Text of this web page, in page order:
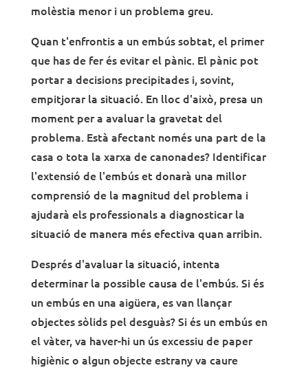
molèstia menor i un problema greu.
Quan t'enfrontis a un embús sobtat, el primer
que has de fer és evitar el pànic. El pànic pot
portar a decisions precipitades i, sovint,
empitjorar la situació. En lloc d'això, presa un
moment per a avaluar la gravetat del
problema. Està afectant només una part de la
casa o tota la xarxa de canonades? Identificar
l'extensió de l'embús et donarà una millor
comprensió de la magnitud del problema i
ajudarà els professionals a diagnosticar la
situació de manera més efectiva quan arribin.
Després d'avaluar la situació, intenta
determinar la possible causa de l'embús. Si és
un embús en una aigüera, es van llançar
objectes sòlids pel desguàs? Si és un embús en
el vàter, va haver-hi un ús excessiu de paper
higiènic o algun objecte estrany va caure